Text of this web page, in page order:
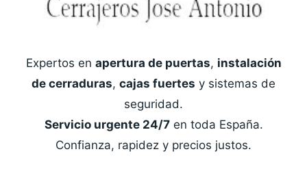
Expertos en apertura de puertas, instalación
de cerraduras, cajas fuertes y sistemas de
seguridad.
Servicio urgente 24/7en toda España.
Confianza, rapidez y precios justos.